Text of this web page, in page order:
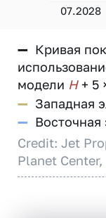
07.2028
— Кривая
модели H+ 5
— Западная
— Восточная
Credit: Jet
Planet